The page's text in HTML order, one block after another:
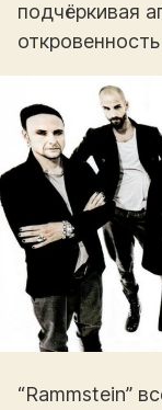
подчёркивая
“Rammstein”